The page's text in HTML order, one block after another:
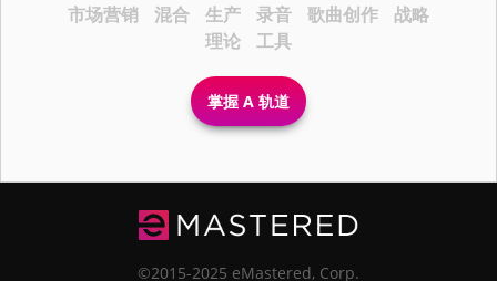
市场营销 混合 生产 录音 歌曲创作
战略
理论
工具
掌握 A 轨道
©2015-2025 eMastered, Corp.